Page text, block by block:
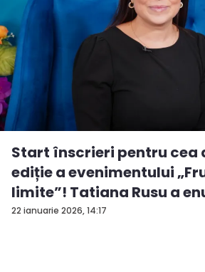
22 ianuarie 2026, 14:17
Start înscrieri pentru cea
ediție a evenimentului
limite”! Tatiana Rusu a
criter...